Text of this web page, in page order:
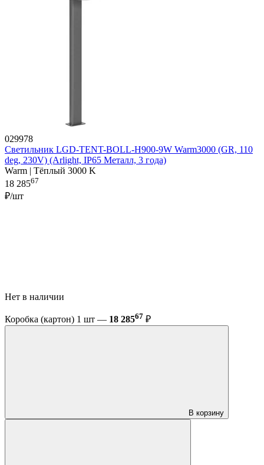
029978
Светильник LGD-TENT-BOLL-H900-9W Warm3000 (GR, 110
deg, 230V) (Arlight, IP65 Металл, 3 года)
Warm | Тёплый 3000 K
18 28567
₽/шт
Нет в наличии
Коробка (картон) 1 шт — 18 28567 ₽
В корзину